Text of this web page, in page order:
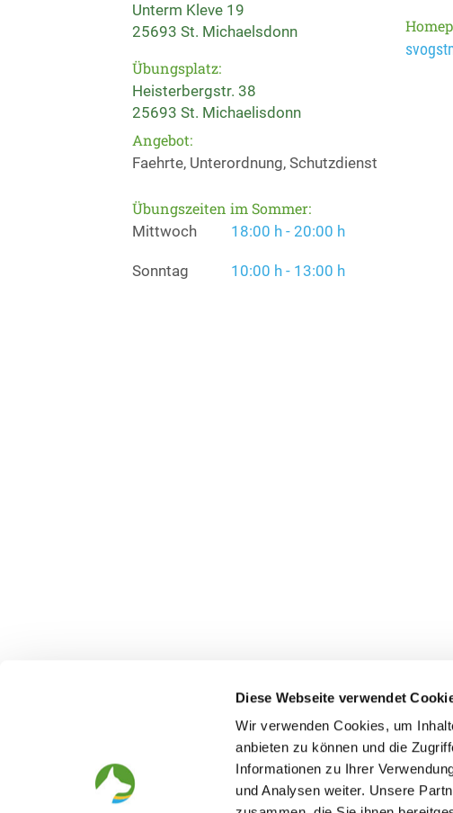
Diese Webseite verwendet
Wir verwenden Cookies, um
anbieten zu können und die
Informationen zu Ihrer
und Analysen weiter. Unsere
Unterm Kleve 19
25693 St. Michaelsdonn
Übungsplatz:
Heisterbergstr. 38
25693 St. Michaelisdonn
Angebot:
Faehrte, Unterordnung, Schutzdienst
Übungszeiten im Sommer:
Mittwoch 18:00 h - 20:00 h
Sonntag 10:00 h - 13:00 h
Der Deutsche Schäferhund
Zucht und Aufzucht
Der Verein
SV-Zeitung